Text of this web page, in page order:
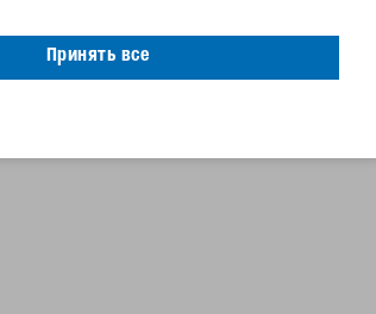
Принять все